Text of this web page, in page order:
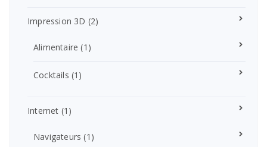
Impression 3D (2)
Alimentaire (1)
Cocktails (1)
Internet (1)
Navigateurs (1)